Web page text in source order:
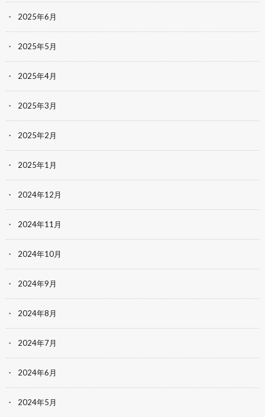
2025年6月
2025年5月
2025年4月
2025年3月
2025年2月
2025年1月
2024年12月
2024年11月
2024年10月
2024年9月
2024年8月
2024年7月
2024年6月
2024年5月